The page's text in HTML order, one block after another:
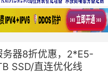
器8折优惠，2*E5-
SSD/直连优化线